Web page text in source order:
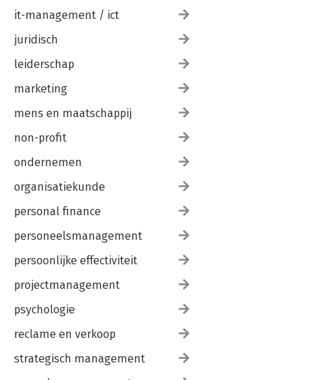
it-management / ict
juridisch
leiderschap
marketing
mens en maatschappij
non-profit
ondernemen
organisatiekunde
personal finance
personeelsmanagement
persoonlijke effectiviteit
projectmanagement
psychologie
reclame en verkoop
strategisch management